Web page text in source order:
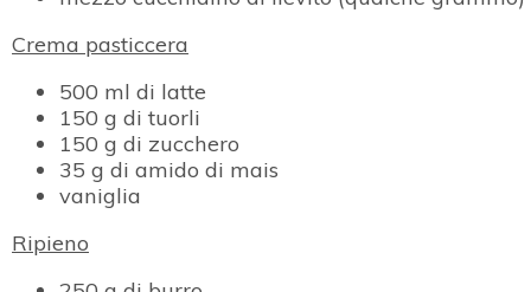
Crema pasticcera
500 ml di latte
150 g di tuorli
150 g di zucchero
35 g di amido di mais
vaniglia
Ripieno